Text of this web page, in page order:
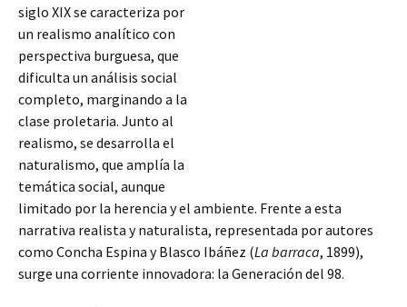
siglo XIX se caracteriza por
un realismo analítico con
perspectiva burguesa, que
dificulta un análisis social
completo, marginando a la
clase proletaria. Junto al
realismo, se desarrolla el
naturalismo, que amplía la
temática social, aunque
limitado por la herencia y el ambiente. Frente a esta
narrativa realista y naturalista, representada por autores
como Concha Espina y Blasco Ibáñez (La barraca, 1899),
surge una corriente innovadora: la Generación del 98.